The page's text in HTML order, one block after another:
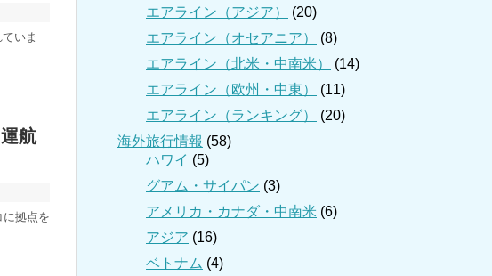
いま
航
に拠点を
エアライン（アジア）
(20)
エアライン（オセアニア）
(8)
エアライン（北米・中南米）
(14)
エアライン（欧州・中東）
(11)
エアライン（ランキング）
(20)
海外旅行情報 (58)
ハワイ (5)
グアム・サイパン (3)
アメリカ・カナダ・中南米 (6)
アジア (16)
ベトナム (4)